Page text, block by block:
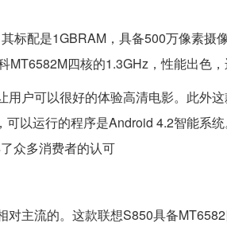
配是1GBRAM，具备500万像素摄
四核的1.3GHz，性能出色，
可以很好的体验高清电影。此外这
以运行的程序是Android 4.2智能系
众多消费者的认可
流的。这款联想S850具备MT6582